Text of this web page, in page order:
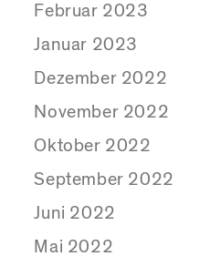
Februar 2023
Januar 2023
Dezember 2022
November 2022
Oktober 2022
September 2022
Juni 2022
Mai 2022